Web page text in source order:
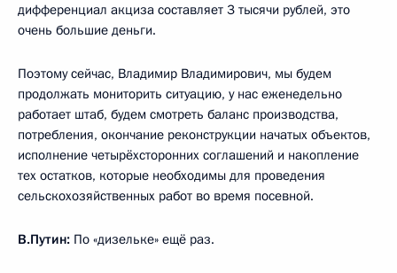
дифференциал акциза составляет 3 тысячи рублей, это
очень большие деньги.
Поэтому сейчас, Владимир Владимирович, мы будем
продолжать мониторить ситуацию, у нас еженедельно
работает штаб, будем смотреть баланс производства,
потребления, окончание реконструкции начатых объектов,
исполнение четырёхсторонних соглашений и накопление
тех остатков, которые необходимы для проведения
сельскохозяйственных работ во время посевной.
В.Путин: По «дизельке» ещё раз.